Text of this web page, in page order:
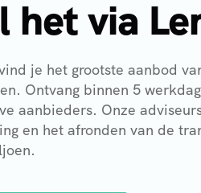
het via
je het grootste aanbod
Ontvang binnen 5
aanbieders. Onze
en het afronden van de